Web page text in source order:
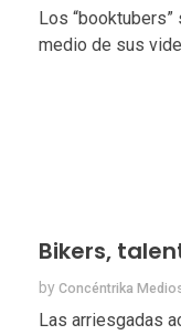
Los
medio de sus
Bikers,
by Concéntrika
Las arriesgadas